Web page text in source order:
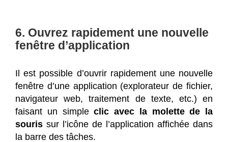
6. Ouvrez rapidement une nouvelle
fenêtre d’application
Il est possible d’ouvrir rapidement une nouvelle
fenêtre d’une application (explorateur de fichier,
navigateur web, traitement de texte, etc.) en
faisant un simpleclic avec la molette de la
souris sur l’icône de l’application affichée dans
la barre des tâches.